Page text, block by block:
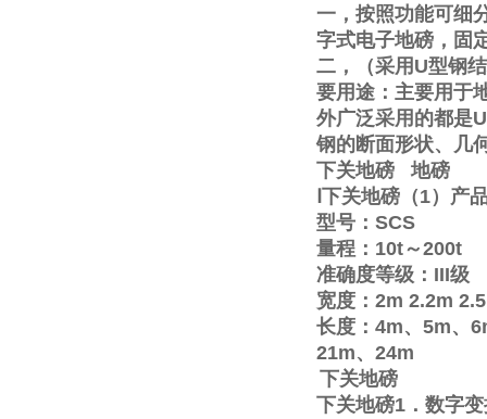
一，按照功能可细
字式电子地磅，固
二，（采用 U型钢
要用途：主要用于
外广泛采用的都是U
钢的断面形状、几
下关地磅
地磅
下关地磅（1）产
型号： SCS
量程： 10t～200t
准确度等级： III级
宽度： 2m 2.2m
长度： 4m、 5m、
21m、 24m
下关地磅
下关地磅1 ．数字